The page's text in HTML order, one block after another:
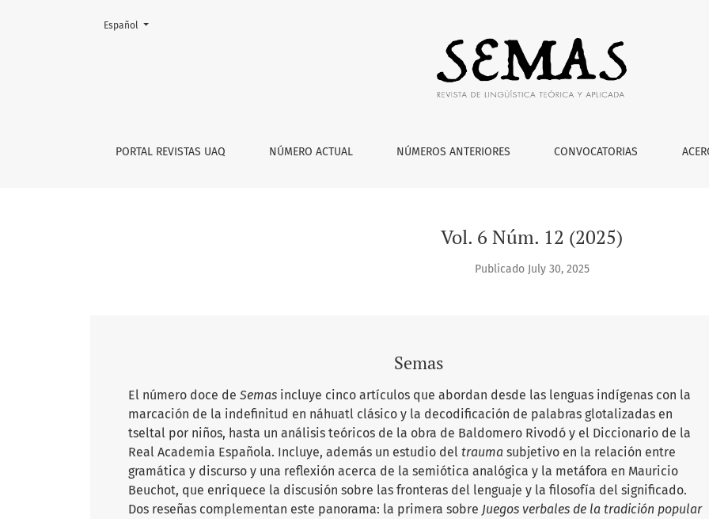
Vol. 6 Núm. 12 (2025)
PORTAL REVISTAS UAQ NÚMERO ACTUAL NÚMEROS ANTERIORES CONVOCATORIAS
Cambiar el idioma. El actual es:
Español
Vol. 6 Núm. 12 (2025)
Publicado July 30, 2025
Semas
El número doce de Semas incluye cinco artículos que abordan desde las lenguas indígenas con la
marcación de la indefinitud en náhuatl clásico y la decodificación de palabras glotalizadas en
tseltal por niños, hasta un análisis teóricos de la obra de Baldomero Rivodó y el Diccionario de la
Real Academia Española. Incluye, además un estudio del trauma subjetivo en la relación entre
gramática y discurso y una reflexión acerca de la semiótica analógica y la metáfora en Mauricio
Beuchot, que enriquece la discusión sobre las fronteras del lenguaje y la filosofía del significado.
Dos reseñas complementan este panorama: la primera sobre Juegos verbales de la tradición popular